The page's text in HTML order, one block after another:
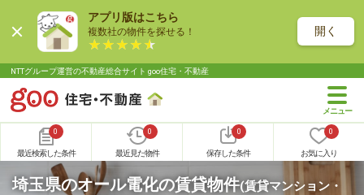
アプリ版はこちら
複数社の物件を探せる！ 開く
NTTグループ運営の不動産総合サイト goo住宅・不動産
0
最近検索した条件
0
最近見た物件
0
保存した条件
0
お気に入り
埼玉県のオール電化の賃貸物件(賃貸マンション・